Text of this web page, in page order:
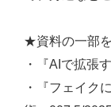
★資料の
・『AIで拡張
・『フェイク